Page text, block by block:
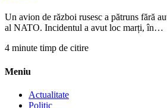
Un avion de război rusesc a pătruns fără
al NATO. Incidentul a avut loc marți, în…
4 minute timp de citire
Meniu
Actualitate
Politic